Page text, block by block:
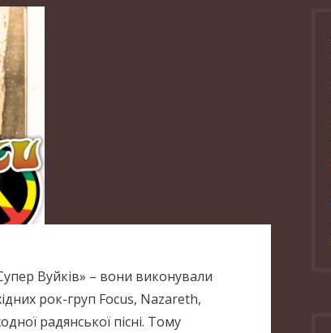
Вуйків» – вони виконували
рок-груп Focus, Nazareth,
радянської пісні. Тому